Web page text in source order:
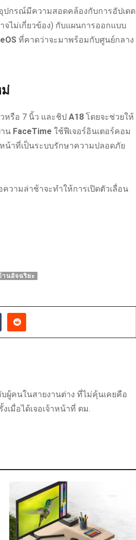
ปกรณ์มีความสอดคล้องกับการอัปเดต
จไม่เกี่ยวข้อง) กับแผนการออกแบบ
ที่คาดว่าจะมาพร้อมกับศูนย์กลาง
หรือ 7 นิ้ว และชิป A18 โดยจะช่วยให้
น FaceTime ใช้ฟีเจอร์อินเตอร์คอม
น้าที่เป็นระบบรักษาความปลอดภัย
วามล่าช้าจะทำให้การเปิดตัวเลื่อน
านอัจฉริยะ
ผู้คนในสายงานต่าง ที่ไม่คุ้นเคยคือ
เมื่อได้เจอเจ้าหน้าที่ ตม.